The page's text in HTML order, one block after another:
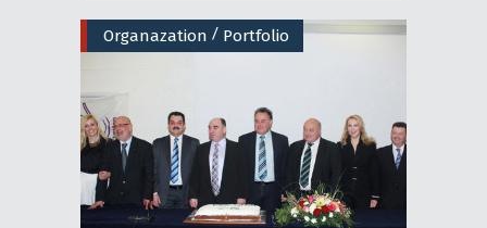
Organazation / Portfolio